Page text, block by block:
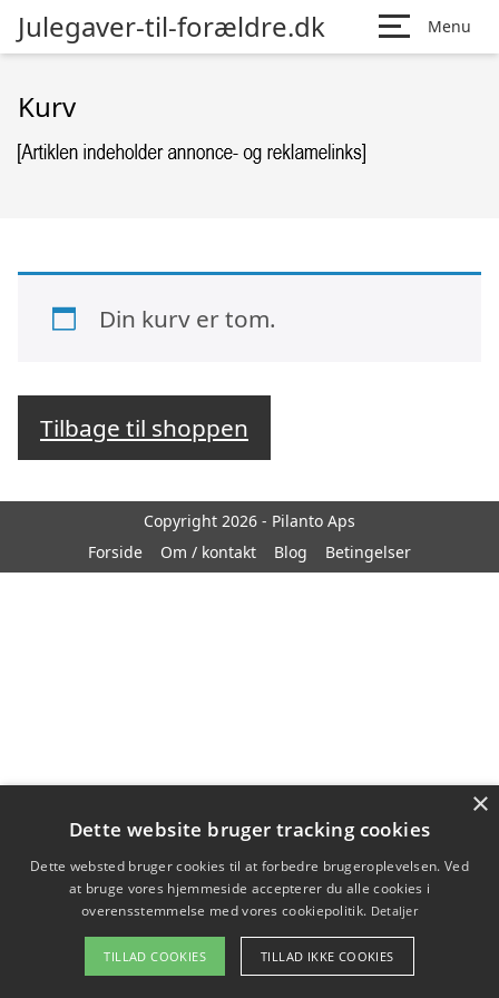
Julegaver-til-forældre.dk Menu
Kurv
Din kurv er tom.
Tilbage til shoppen
Copyright 2026 - Pilanto Aps
Forside
Om / kontakt Blog Betingelser
×
Dette website bruger tracking cookies
Dette websted bruger cookies til at forbedre brugeroplevelsen. Ved
at bruge vores hjemmeside accepterer du alle cookies i
overensstemmelse med vores cookiepolitik. Detaljer
TILLAD COOKIES TILLAD IKKE COOKIES